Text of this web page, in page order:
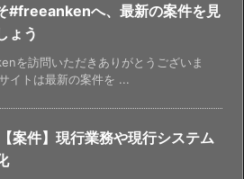
#freeankenへ、最新の案件を見
ょう
を訪問いただきありがとうございま
イトは最新の案件を ...
【案件】現行業務や現行システム